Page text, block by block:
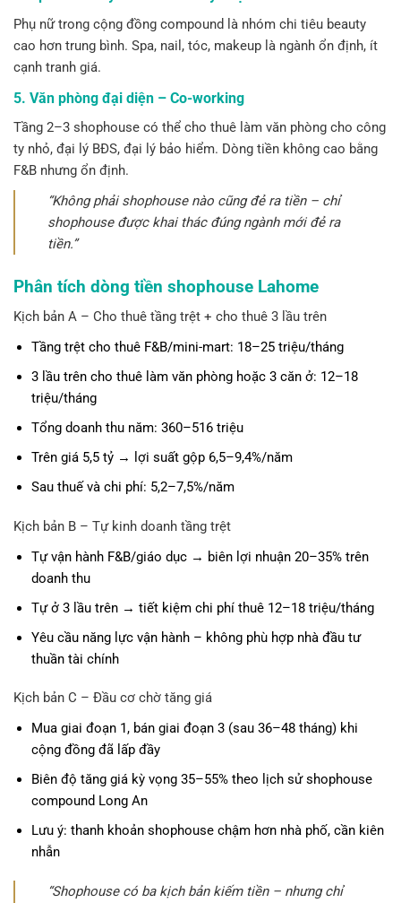
Phụ nữ trong cộng đồng compound là nhóm chi tiêu beauty
cao hơn trung bình. Spa, nail, tóc, makeup là ngành ổn định, ít
cạnh tranh giá.
5. Văn phòng đại diện – Co-working
Tầng 2–3 shophouse có thể cho thuê làm văn phòng cho công
ty nhỏ, đại lý BĐS, đại lý bảo hiểm. Dòng tiền không cao bằng
F&B nhưng ổn định.
“Không phải shophouse nào cũng đẻ ra tiền – chỉ
shophouse được khai thác đúng ngành mới đẻ ra
tiền.”
Phân tích dòng tiền shophouse Lahome
Kịch bản A – Cho thuê tầng trệt + cho thuê 3 lầu trên
Tầng trệt cho thuê F&B/mini-mart: 18–25 triệu/tháng
3 lầu trên cho thuê làm văn phòng hoặc 3 căn ở: 12–18
triệu/tháng
Tổng doanh thu năm: 360–516 triệu
Trên giá 5,5 tỷ → lợi suất gộp 6,5–9,4%/năm
Sau thuế và chi phí: 5,2–7,5%/năm
Kịch bản B – Tự kinh doanh tầng trệt
Tự vận hành F&B/giáo dục → biên lợi nhuận 20–35% trên
doanh thu
Tự ở 3 lầu trên → tiết kiệm chi phí thuê 12–18 triệu/tháng
Yêu cầu năng lực vận hành – không phù hợp nhà đầu tư
thuần tài chính
Kịch bản C – Đầu cơ chờ tăng giá
Mua giai đoạn 1, bán giai đoạn 3 (sau 36–48 tháng) khi
cộng đồng đã lấp đầy
Biên độ tăng giá kỳ vọng 35–55% theo lịch sử shophouse
compound Long An
Lưu ý: thanh khoản shophouse chậm hơn nhà phố, cần kiên
nhẫn
“Shophouse có ba kịch bản kiếm tiền – nhưng chỉ